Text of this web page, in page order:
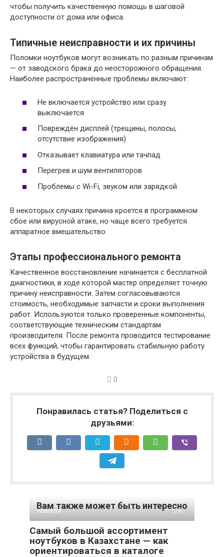
чтобы получить качественную помощь в шаговой
доступности от дома или офиса.
Типичные неисправности и их причины
Поломки ноутбуков могут возникать по разным причинам
— от заводского брака до неосторожного обращения.
Наиболее распространённые проблемы включают:
Не включается устройство или сразу
выключается
Повреждён дисплей (трещины, полосы,
отсутствие изображения)
Отказывает клавиатура или тачпад
Перегрев и шум вентиляторов
Проблемы с Wi-Fi, звуком или зарядкой
В некоторых случаях причина кроется в программном
сбое или вирусной атаке, но чаще всего требуется
аппаратное вмешательство.
Этапы профессионального ремонта
Качественное восстановление начинается с бесплатной
диагностики, в ходе которой мастер определяет точную
причину неисправности. Затем согласовываются
стоимость, необходимые запчасти и сроки выполнения
работ. Используются только проверенные компоненты,
соответствующие техническим стандартам
производителя. После ремонта проводится тестирование
всех функций, чтобы гарантировать стабильную работу
устройства в будущем.
0
Понравилась статья? Поделиться с
друзьями:
Вам также может быть интересно
Новости 0
Самый большой ассортимент
ноутбуков в Казахстане — как
ориентироваться в каталоге